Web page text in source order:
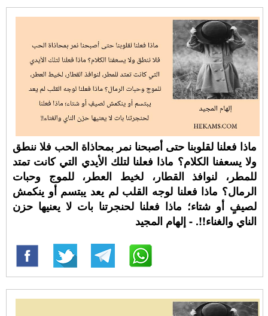
ماذا فعلنا لقلوبنا حتى أصبحنا نمر بمحاذاة الحب فلا ننطق
ولا يسعفنا الكلام؟ ماذا فعلنا لتلك الأيدي التي كانت تمتد
للمطر، لنوافذ القطار، لخيط العطر، للموج وحبات
الرمال؟ ماذا فعلنا لوجه القلب لم يعد يبتسم أو ينكمش
لصيفٍ أو شتاء؛ ماذا فعلنا لحنجرتنا بات لا يعنيها حزن
الناي والغناء!!. - إلهام المجيد